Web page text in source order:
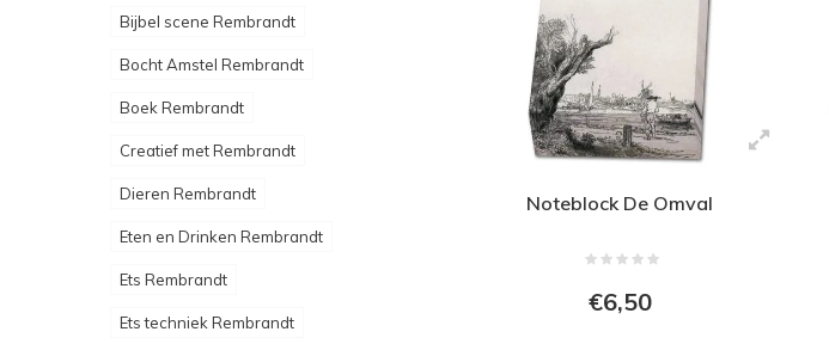
Bijbel scene Rembrandt
Bocht Amstel Rembrandt
Boek Rembrandt
Creatief met Rembrandt
Dieren Rembrandt
Eten en Drinken Rembrandt
Ets Rembrandt
Ets techniek Rembrandt
Noteblock De Omval
€6,50